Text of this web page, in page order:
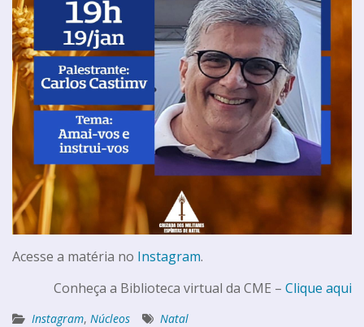
Acesse a matéria no Instagram.
Conheça a Biblioteca virtual da CME – Clique aqui
Instagram, Núcleos Natal